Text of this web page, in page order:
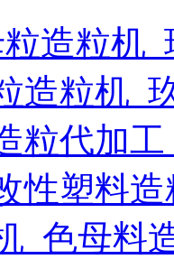
造粒机
造粒机_
粒代加
性塑料
_色母料